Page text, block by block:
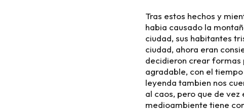
Tras estos hechos y
habia causado la
ciudad, sus habitantes
ciudad, ahora eran
decidieron crear formas
agradable, con el
leyenda tambien nos
al caos, pero que de
medioambiente tiene